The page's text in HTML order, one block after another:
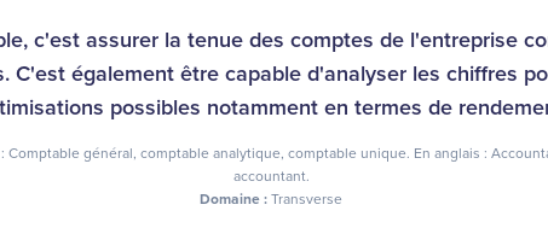
c'est assurer la tenue des comptes de l'entreprise
C'est également être capable d'analyser les chiffres
possibles notamment en termes de
Comptable général, comptable analytique, comptable unique. En anglais :
accountant.
Domaine : Transverse